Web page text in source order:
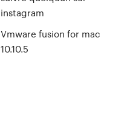
instagram
Vmware fusion for mac
10.10.5